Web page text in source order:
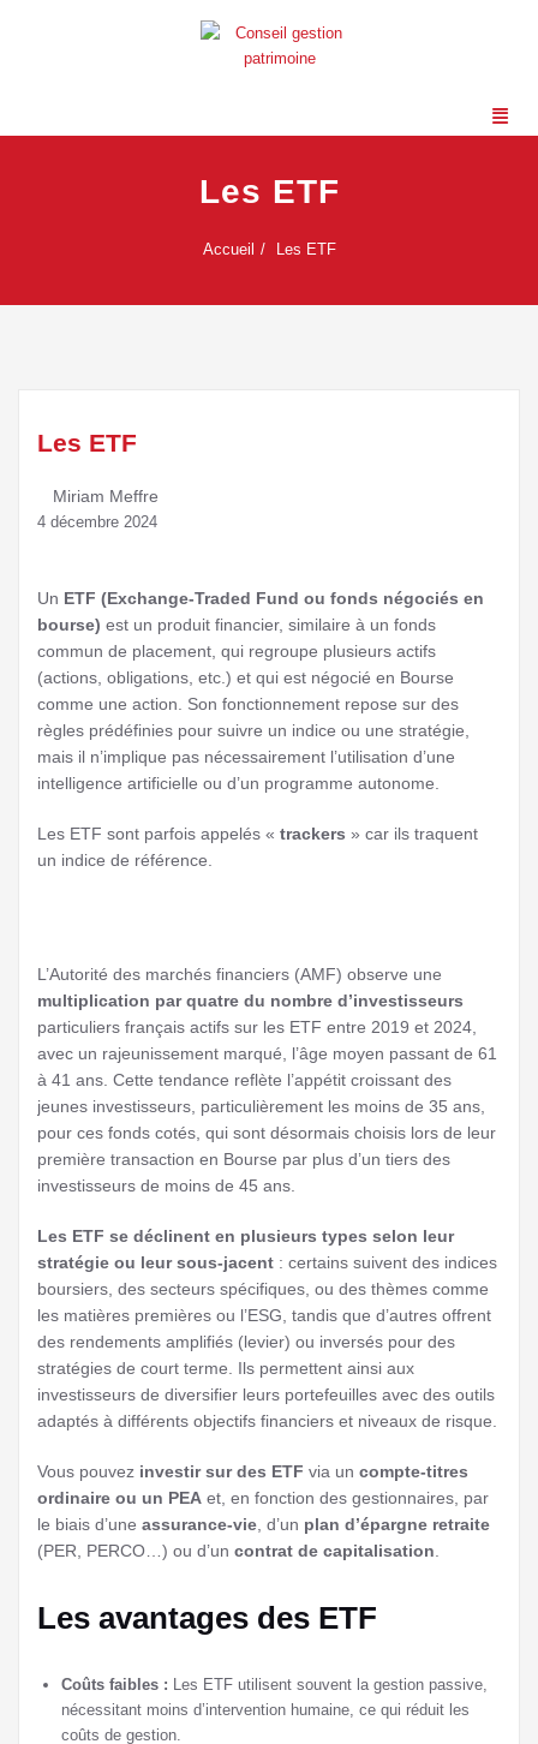
Les ETF
Accueil Les ETF
Les ETF
Miriam Meffre
4 décembre 2024
Un ETF (Exchange-Traded Fund ou fonds négociés en
bourse) est un produit financier, similaire à un fonds
commun de placement, qui regroupe plusieurs actifs
(actions, obligations, etc.) et qui est négocié en Bourse
comme une action. Son fonctionnement repose sur des
règles prédéfinies pour suivre un indice ou une stratégie,
mais il n’implique pas nécessairement l’utilisation d’une
intelligence artificielle ou d’un programme autonome.
Les ETF sont parfois appelés « trackers » car ils traquent
un indice de référence.
L’Autorité des marchés financiers (AMF) observe une
multiplication par quatre du nombre d’investisseurs
particuliers français actifs sur les ETF entre 2019 et 2024,
avec un rajeunissement marqué, l’âge moyen passant de 61
à 41 ans. Cette tendance reflète l’appétit croissant des
jeunes investisseurs, particulièrement les moins de 35 ans,
pour ces fonds cotés, qui sont désormais choisis lors de leur
première transaction en Bourse par plus d’un tiers des
investisseurs de moins de 45 ans.
Les ETF se déclinent en plusieurs types selon leur
stratégie ou leur sous-jacent : certains suivent des indices
boursiers, des secteurs spécifiques, ou des thèmes comme
les matières premières ou l’ESG, tandis que d’autres offrent
des rendements amplifiés (levier) ou inversés pour des
stratégies de court terme. Ils permettent ainsi aux
investisseurs de diversifier leurs portefeuilles avec des outils
adaptés à différents objectifs financiers et niveaux de risque.
Vous pouvez investir sur des ETF via un compte-titres
ordinaire ou un PEA et, en fonction des gestionnaires, par
le biais d’une assurance-vie, d’un plan d’épargne retraite
(PER, PERCO…) ou d’un contrat de capitalisation.
Les avantages des ETF
Coûts faibles : Les ETF utilisent souvent la gestion passive,
nécessitant moins d’intervention humaine, ce qui réduit les
coûts de gestion.